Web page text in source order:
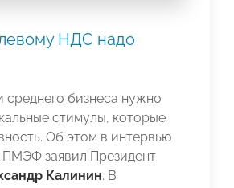
НДС надо
бизнеса нужно
стимулы, которые
Об этом в интервью
ПМЭФ заявил Президент
Калинин. В